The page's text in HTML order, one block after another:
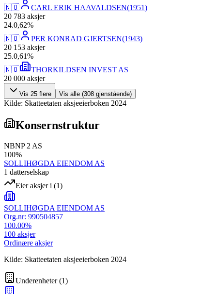
🇳🇴 CARL ERIK HAAVALDSEN(1951)
20 783 aksjer
24.0,62%
🇳🇴
PER KONRAD GJERTSEN(1943)
20 153 aksjer
25.0,61%
🇳🇴
THORKILDSEN INVEST AS
20 000 aksjer
Vis 25 flere Vis alle (308 gjenstående)
Kilde: Skatteetaten aksjeeierboken 2024
Konsernstruktur
NBNP 2 AS
100%
SOLLIHØGDA EIENDOM AS
1 datterselskap
Eier aksjer i (1)
SOLLIHØGDA EIENDOM AS
Org.nr: 990504857
100.00%
100 aksjer
Ordinære aksjer
Kilde: Skatteetaten aksjeeierboken 2024
Underenheter(1)